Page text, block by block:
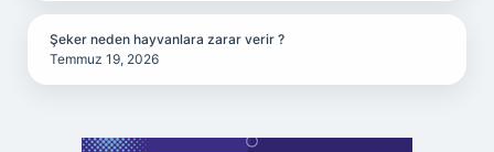
Şeker neden hayvanlara zarar verir ?
Temmuz 19, 2026